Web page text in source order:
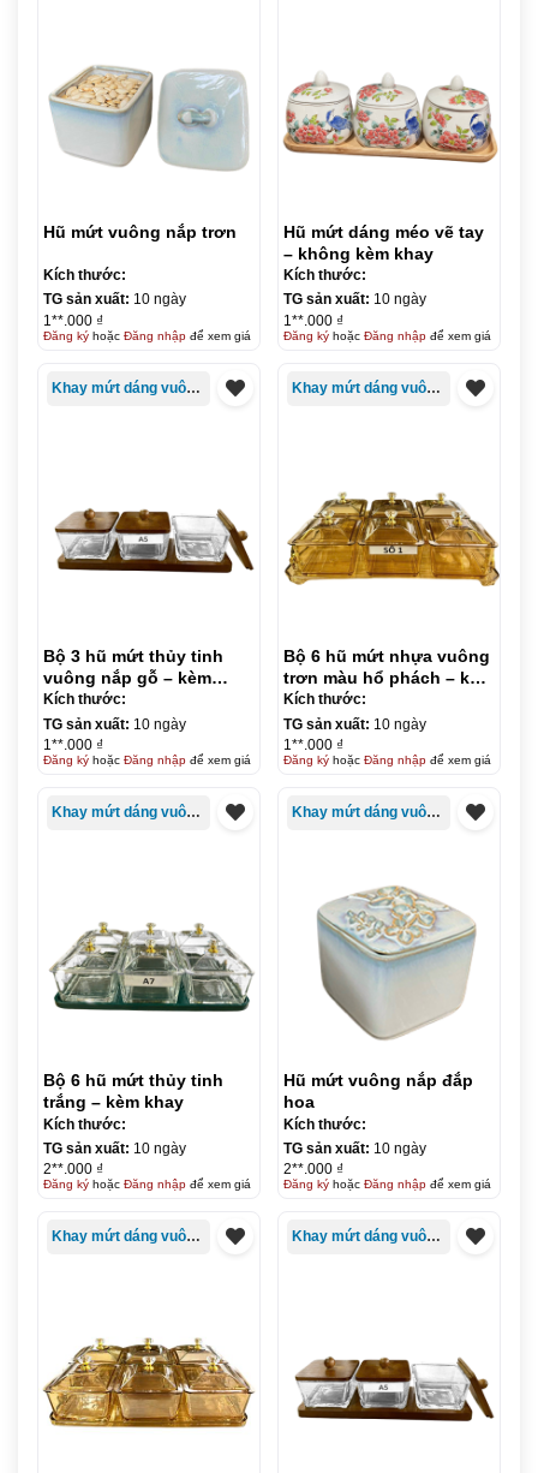
Hũ mứt vuông nắp trơn
Kích thước:
TG sản xuất: 10 ngày
1**.000 ₫
Đăng kýhoặc Đăng nhậpđể xem giá
Hũ mứt dáng méo vẽ tay
– không kèm khay
Kích thước:
TG sản xuất: 10 ngày
1**.000 ₫
Đăng kýhoặc Đăng nhậpđể xem giá
Khay mứt dáng vuông/chữ nhật
Bộ 3 hũ mứt thủy tinh
vuông nắp gỗ – kèm
khay
Kích thước:
TG sản xuất: 10 ngày
1**.000 ₫
Đăng kýhoặc Đăng nhậpđể xem giá
Khay mứt dáng vuông/chữ nhật
Bộ 6 hũ mứt nhựa vuông
trơn màu hổ phách – kèm
khay
Kích thước:
TG sản xuất: 10 ngày
1**.000 ₫
Đăng kýhoặc Đăng nhậpđể xem giá
Khay mứt dáng vuông/chữ nhật
Bộ 6 hũ mứt thủy tinh
trắng – kèm khay
Kích thước:
TG sản xuất: 10 ngày
2**.000 ₫
Đăng kýhoặc Đăng nhậpđể xem giá
Khay mứt dáng vuông/chữ nhật
Hũ mứt vuông nắp đắp
hoa
Kích thước:
TG sản xuất: 10 ngày
2**.000 ₫
Đăng kýhoặc Đăng nhậpđể xem giá
Khay mứt dáng vuông/chữ nhật Khay mứt dáng vuông/chữ nhật